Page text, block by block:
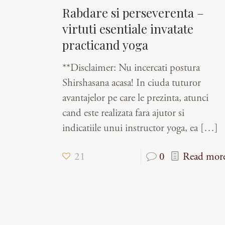
Rabdare si perseverenta –
virtuti esentiale invatate
practicand yoga
**Disclaimer: Nu incercati postura
Shirshasana acasa! In ciuda tuturor
avantajelor pe care le prezinta, atunci
cand este realizata fara ajutor si
indicatiile unui instructor yoga, ea[…]
21 0 Read